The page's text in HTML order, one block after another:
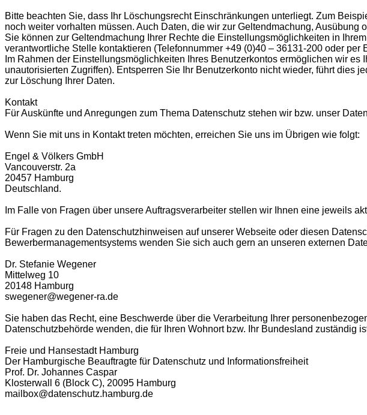
Bitte beachten Sie, dass Ihr Löschungsrecht Einschränkungen unterliegt. Zum
noch weiter vorhalten müssen. Auch Daten, die wir zur Geltendmachung,
Sie können zur Geltendmachung Ihrer Rechte die Einstellungsmöglichkeiten in
verantwortliche Stelle kontaktieren (Telefonnummer +49 (0)40 – 36131-200 oder per
Im Rahmen der Einstellungsmöglichkeiten Ihres Benutzerkontos ermöglichen wir
unautorisierten Zugriffen). Entsperren Sie Ihr Benutzerkonto nicht wieder, führt dies
zur Löschung Ihrer Daten.
Kontakt
Für Auskünfte und Anregungen zum Thema Datenschutz stehen wir bzw. unser
Wenn Sie mit uns in Kontakt treten möchten, erreichen Sie uns im Übrigen wie folgt:
Engel & Völkers GmbH
Vancouverstr. 2a
20457 Hamburg
Deutschland.
Im Falle von Fragen über unsere Auftragsverarbeiter stellen wir Ihnen eine jeweils
Für Fragen zu den Datenschutzhinweisen auf unserer Webseite oder diesen
Bewerbermanagementsystems wenden Sie sich auch gern an unseren externen
Dr. Stefanie Wegener
Mittelweg 10
20148 Hamburg
swegener@wegener-ra.de
Sie haben das Recht, eine Beschwerde über die Verarbeitung Ihrer
Datenschutzbehörde wenden, die für Ihren Wohnort bzw. Ihr Bundesland zuständig
Freie und Hansestadt Hamburg
Der Hamburgische Beauftragte für Datenschutz und Informationsfreiheit
Prof. Dr. Johannes Caspar
Klosterwall 6 (Block C), 20095 Hamburg
mailbox@datenschutz.hamburg.de